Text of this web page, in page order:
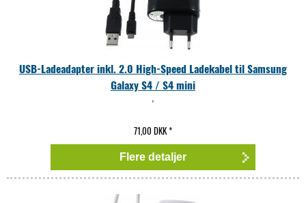
USB-Ladeadapter inkl. 2.0 High-Speed Ladekabel til Samsung
Galaxy S4 / S4 mini
,
71,00 DKK*
Flere detaljer